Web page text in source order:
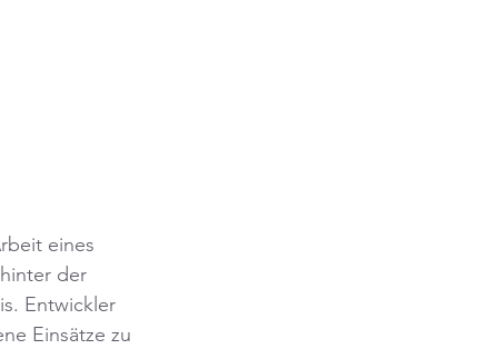
eines
der
Entwickler
Einsätze zu